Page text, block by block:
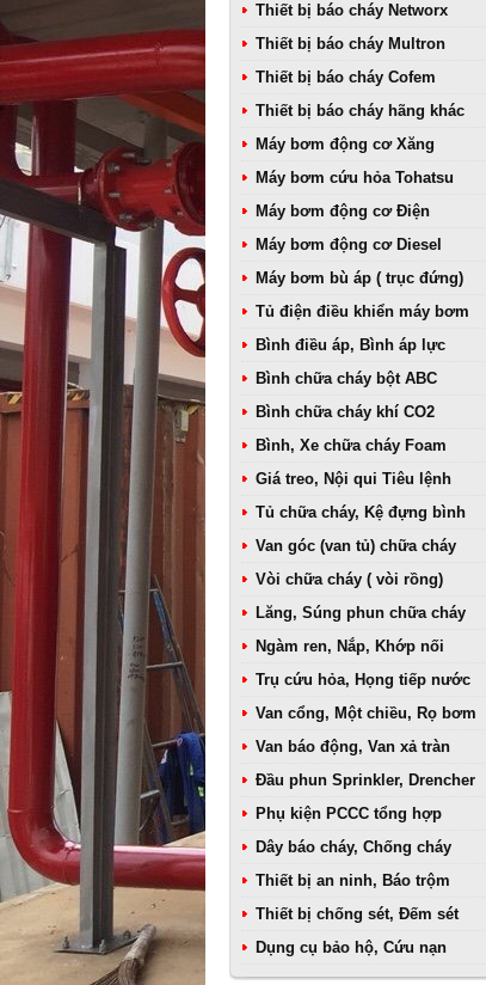
Thiết bị báo cháy Networx
Thiết bị báo cháy Multron
Thiết bị báo cháy Cofem
Thiết bị báo cháy hãng khác
Máy bơm động cơ Xăng
Máy bơm cứu hỏa Tohatsu
Máy bơm động cơ Điện
Máy bơm động cơ Diesel
Máy bơm bù áp ( trục đứng)
Tủ điện điều khiển máy bơm
Bình điều áp, Bình áp lực
Bình chữa cháy bột ABC
Bình chữa cháy khí CO2
Bình, Xe chữa cháy Foam
Giá treo, Nội qui Tiêu lệnh
Tủ chữa cháy, Kệ đựng bình
Van góc (van tủ) chữa cháy
Vòi chữa cháy ( vòi rồng)
Lăng, Súng phun chữa cháy
Ngàm ren, Nắp, Khớp nối
Trụ cứu hỏa, Họng tiếp nước
Van cổng, Một chiều, Rọ bơm
Van báo động, Van xả tràn
Đầu phun Sprinkler, Drencher
Phụ kiện PCCC tổng hợp
Dây báo cháy, Chống cháy
Thiết bị an ninh, Báo trộm
Thiết bị chống sét, Đếm sét
Dụng cụ bảo hộ, Cứu nạn